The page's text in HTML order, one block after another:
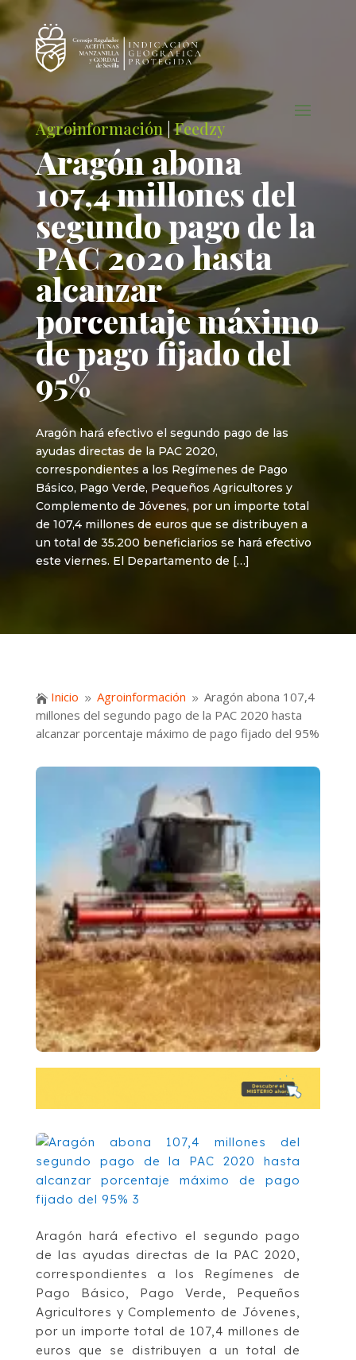
Agroinformación |Feedzy
Aragón abona
107,4 millones del
segundo pago de la
PAC 2020 hasta
alcanzar
porcentaje máximo
de pago fijado del
95%
Aragón hará efectivo el segundo pago de las
ayudas directas de la PAC 2020,
correspondientes a los Regímenes de Pago
Básico, Pago Verde, Pequeños Agricultores y
Complemento de Jóvenes, por un importe total
de 107,4 millones de euros que se distribuyen a
un total de 35.200 beneficiarios se hará efectivo
este viernes. El Departamento de […]
 Inicio 9 Agroinformación 9 Aragón abona 107,4
millones del segundo pago de la PAC 2020 hasta
alcanzar porcentaje máximo de pago fijado del 95%
Aragón hará efectivo el segundo pago
de las ayudas directas de la PAC 2020,
correspondientes a los Regímenes de
Pago Básico, Pago Verde, Pequeños
Agricultores y Complemento de Jóvenes,
por un importe total de 107,4 millones de
euros que se distribuyen a un total de